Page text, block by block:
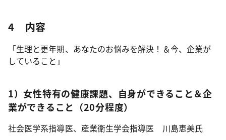
4 内容
「生理と更年期、あなたのお悩みを解決！＆今、企業が
していること」
1）女性特有の健康課題、自身ができること＆企
業ができること（20分程度）
社会医学系指導医、産業衛生学会指導医 川島恵美氏